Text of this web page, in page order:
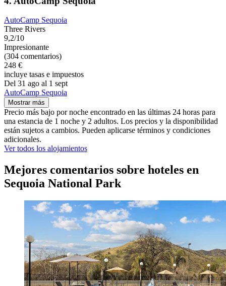
AutoCamp Sequoia
Three Rivers
9,2/10
Impresionante
(304 comentarios)
248 €
incluye tasas e impuestos
Del 31 ago al 1 sept
AutoCamp Sequoia
Mostrar más
Precio más bajo por noche encontrado en las últimas 24 horas para
una estancia de 1 noche y 2 adultos. Los precios y la disponibilidad
están sujetos a cambios. Pueden aplicarse términos y condiciones
adicionales.
Ver todos los alojamientos
Mejores comentarios sobre hoteles en
Sequoia National Park